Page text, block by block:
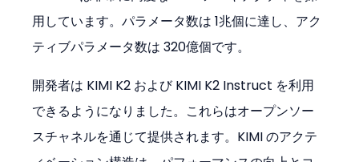
用しています。パラメータ数は 1兆個に達し、アク
ティブパラメータ数は 320億個です。
開発者は KIMI K2 および KIMI K2 Instruct を利用
できるようになりました。これらはオープンソー
スチャネルを通じて提供されます。KIMI のアクテ